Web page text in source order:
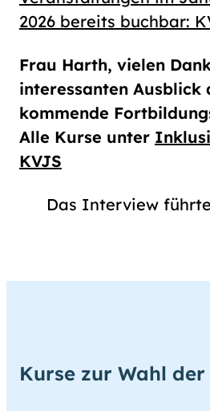
2026 bereits buchbar:
Frau Harth, vielen
interessanten Ausblick
kommende
Alle Kurse unter
KVJS
Das Interview
Kurse zur Wahl der